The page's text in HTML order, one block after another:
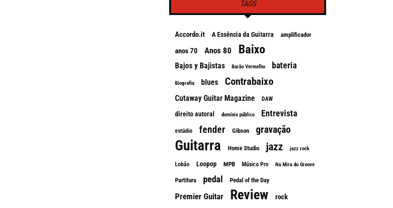
TAGS
Accordo.it A Essência da Guitarra amplificador
anos 70 Anos 80 Baixo
Bajos y Bajistas Barão Vermelho bateria
Biografia blues Contrabaixo
Cutaway Guitar Magazine DAW
direito autoral domínio público Entrevista
estúdio fender Gibson gravação
Guitarra Home Studio jazz jazz rock
Lobão Loopop MPB Músico Pro Na Mira do Groove
Partitura pedal Pedal of the Day
Premier Guitar Review rock